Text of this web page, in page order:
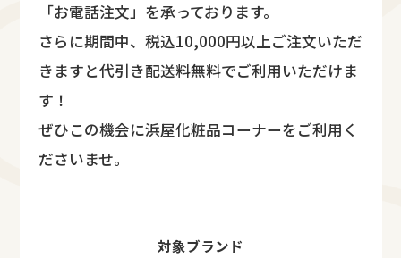
「お電話注文」を承っております。
さらに期間中、税込10,000円以上ご注文いただ
きますと代引き配送料無料でご利用いただけま
す！
ぜひこの機会に浜屋化粧品コーナーをご利用く
ださいませ。
対象ブランド